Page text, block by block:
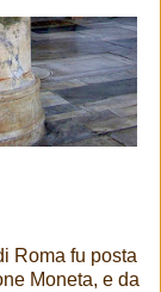
Roma fu posta
Moneta, e da